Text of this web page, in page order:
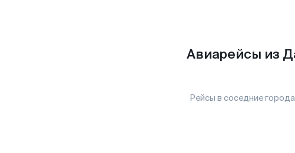
Авиарейсы из
Рейсы в соседние города